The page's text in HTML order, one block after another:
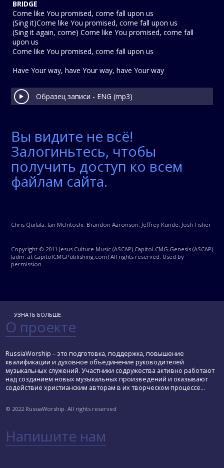
BRIDGE
Come like You promised, come fall upon us
(Sing it)Come like You promised, come fall upon us
(Sing it again, come) Come like You promised, come fall
upon us
Come like You promised, come fall upon us
Have Your way, have Your way, have Your way
Образец записи - ENG (mp3)
Вы видите не всё!
Залогиньтесь, чтобы
получить доступ ко всем
файлам сайта.
Chris Quilala, Ian McIntoshi, Brandon Aaronson, Jeffrey Kunde, Josh Fisher
Copyright © 2011 Jesus Culture Music (ASCAP) Capitol CMG Genesis (ASCAP)
(adm. at CapitolCMGPublishing.com) All rights reserved. Used by
permission.
УЗНАТЬ БОЛЬШЕ
О проекте
RussiaWorship – это подготовка, поддержка, повышение
квалификации и духовное объединение руководителей
музыкальных служений. Участники содружества активно работают
над созданием новых музыкальных произведений и оказывают
содействие христианским авторам в их творческом процессе...
© 2022 RussiaWorship. All rights reserved
Напишите нам